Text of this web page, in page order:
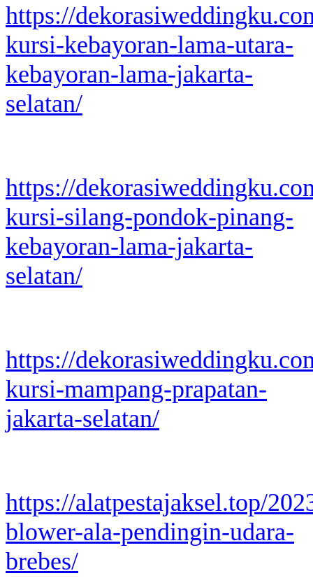
https://
kursi-kebayoran-lama-utara-
kebayoran-lama-jakarta-
selatan/
https://
kursi-silang-pondok-pinang-
kebayoran-lama-jakarta-
selatan/
https://
kursi-mampang-prapatan-
jakarta-selatan/
https://alatpestajaksel.top/
blower-ala-pendingin-udara-
brebes/